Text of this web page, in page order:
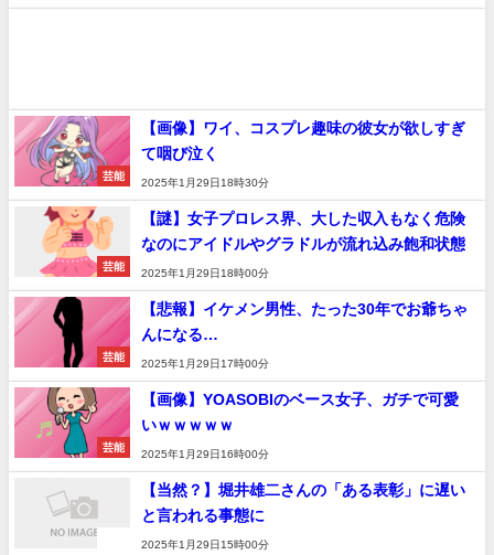
芸能
【画像】ワイ、コスプレ趣味の彼女が欲しすぎ
て咽び泣く
2025年1月29日18時30分
芸能
【謎】女子プロレス界、大した収入もなく危険
なのにアイドルやグラドルが流れ込み飽和状態
2025年1月29日18時00分
芸能
【悲報】イケメン男性、たった30年でお爺ちゃ
んになる…
2025年1月29日17時00分
芸能
【画像】YOASOBIのベース女子、ガチで可愛
いｗｗｗｗｗ
2025年1月29日16時00分
【当然？】堀井雄二さんの「ある表彰」に遅い
と言われる事態に
2025年1月29日15時00分